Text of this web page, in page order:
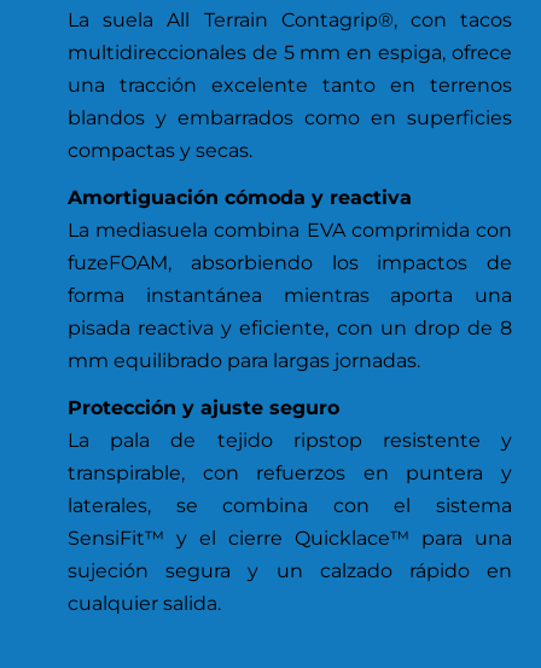
La suela All Terrain Contagrip®, con tacos
multidireccionales de 5 mm en espiga, ofrece
una tracción excelente tanto en terrenos
blandos y embarrados como en superficies
compactas y secas.
Amortiguación cómoda y reactiva
La mediasuela combina EVA comprimida con
fuzeFOAM, absorbiendo los impactos de
forma instantánea mientras aporta una
pisada reactiva y eficiente, con un drop de 8
mm equilibrado para largas jornadas.
Protección y ajuste seguro
La pala de tejido ripstop resistente y
transpirable, con refuerzos en puntera y
laterales, se combina con el sistema
SensiFit™ y el cierre Quicklace™ para una
sujeción segura y un calzado rápido en
cualquier salida.